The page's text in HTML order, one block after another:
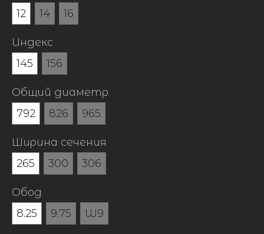
12
14 16
Индекс
145
156
Общий диаметр
792
826 965
Ширина сечения
265
300 306
Обод
8.25
9.75 W9